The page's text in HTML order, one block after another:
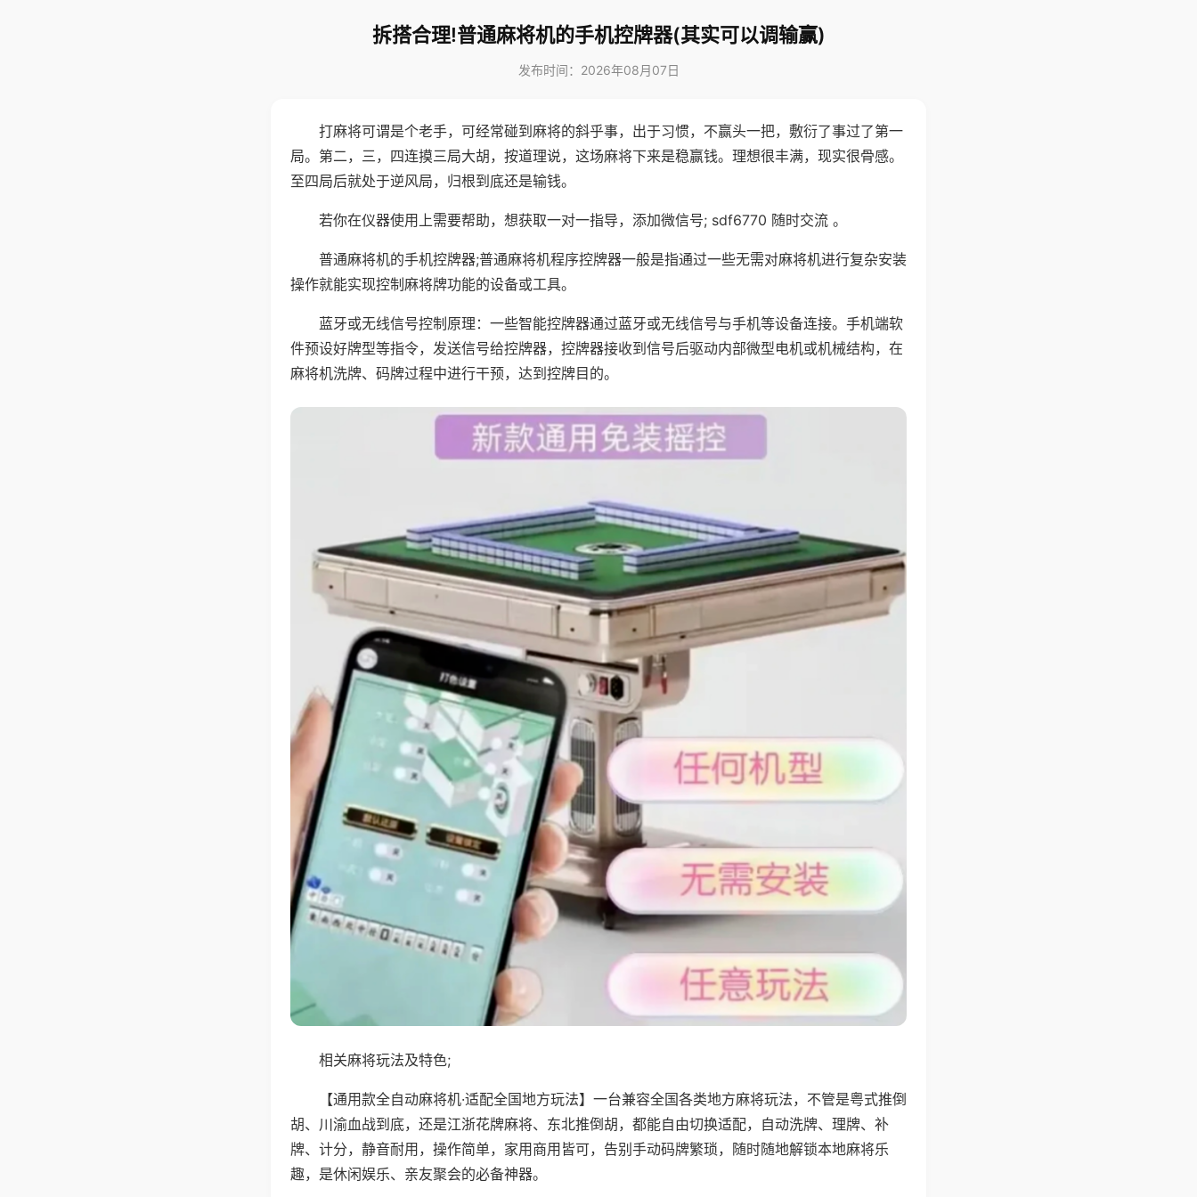
拆搭合理!普通麻将机的手机控牌器(其实可以调输赢)
发布时间：2026年08月07日
打麻将可谓是个老手，可经常碰到麻将的斜乎事，出于习惯，不赢头一把，敷衍了事过了第一
局。第二，三，四连摸三局大胡，按道理说，这场麻将下来是稳赢钱。理想很丰满，现实很骨感。
至四局后就处于逆风局，归根到底还是输钱。
若你在仪器使用上需要帮助，想获取一对一指导，添加微信号; sdf6770 随时交流 。
普通麻将机的手机控牌器;普通麻将机程序控牌器一般是指通过一些无需对麻将机进行复杂安装
操作就能实现控制麻将牌功能的设备或工具。
蓝牙或无线信号控制原理：一些智能控牌器通过蓝牙或无线信号与手机等设备连接。手机端软
件预设好牌型等指令，发送信号给控牌器，控牌器接收到信号后驱动内部微型电机或机械结构，在
麻将机洗牌、码牌过程中进行干预，达到控牌目的。
相关麻将玩法及特色;
【通用款全自动麻将机·适配全国地方玩法】一台兼容全国各类地方麻将玩法，不管是粤式推倒
胡、川渝血战到底，还是江浙花牌麻将、东北推倒胡，都能自由切换适配，自动洗牌、理牌、补
牌、计分，静音耐用，操作简单，家用商用皆可，告别手动码牌繁琐，随时随地解锁本地麻将乐
趣，是休闲娱乐、亲友聚会的必备神器。